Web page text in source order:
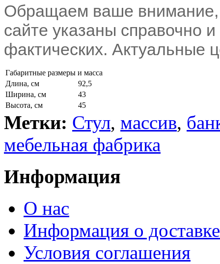
Обращаем ваше внимание,
сайте указаны справочно и
фактических. Актуальные
Габаритные размеры и масса
Длина, см
92,5
Ширина, см
43
Высота, см
45
Метки: Стул, массив,
мебельная фабрика
Информация
О нас
Информация о доставке
Условия соглашения